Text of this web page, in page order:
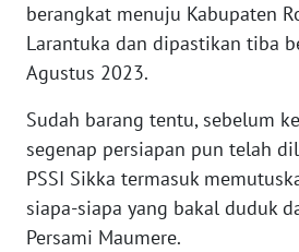
berangkat menuju Kabupaten
Larantuka dan dipastikan tiba
Agustus 2023.
Sudah barang tentu, sebelum
segenap persiapan pun telah
PSSI Sikka termasuk
siapa-siapa yang bakal duduk
Persami Maumere.
WN
PAPUA
WN
PAPUA
BARAT
WN
RIAU